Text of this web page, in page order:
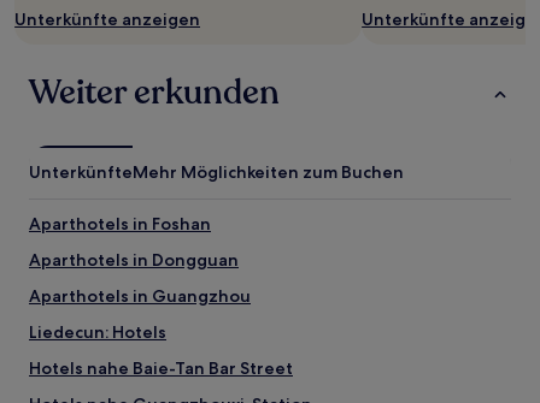
Unterkünfte anzeigen
Unterkünfte
Weiter erkunden
UnterkünfteMehr Möglichkeiten zum Buchen
Aparthotels in Foshan
Aparthotels in Dongguan
Aparthotels in Guangzhou
Liedecun: Hotels
Hotels nahe Baie-Tan Bar Street